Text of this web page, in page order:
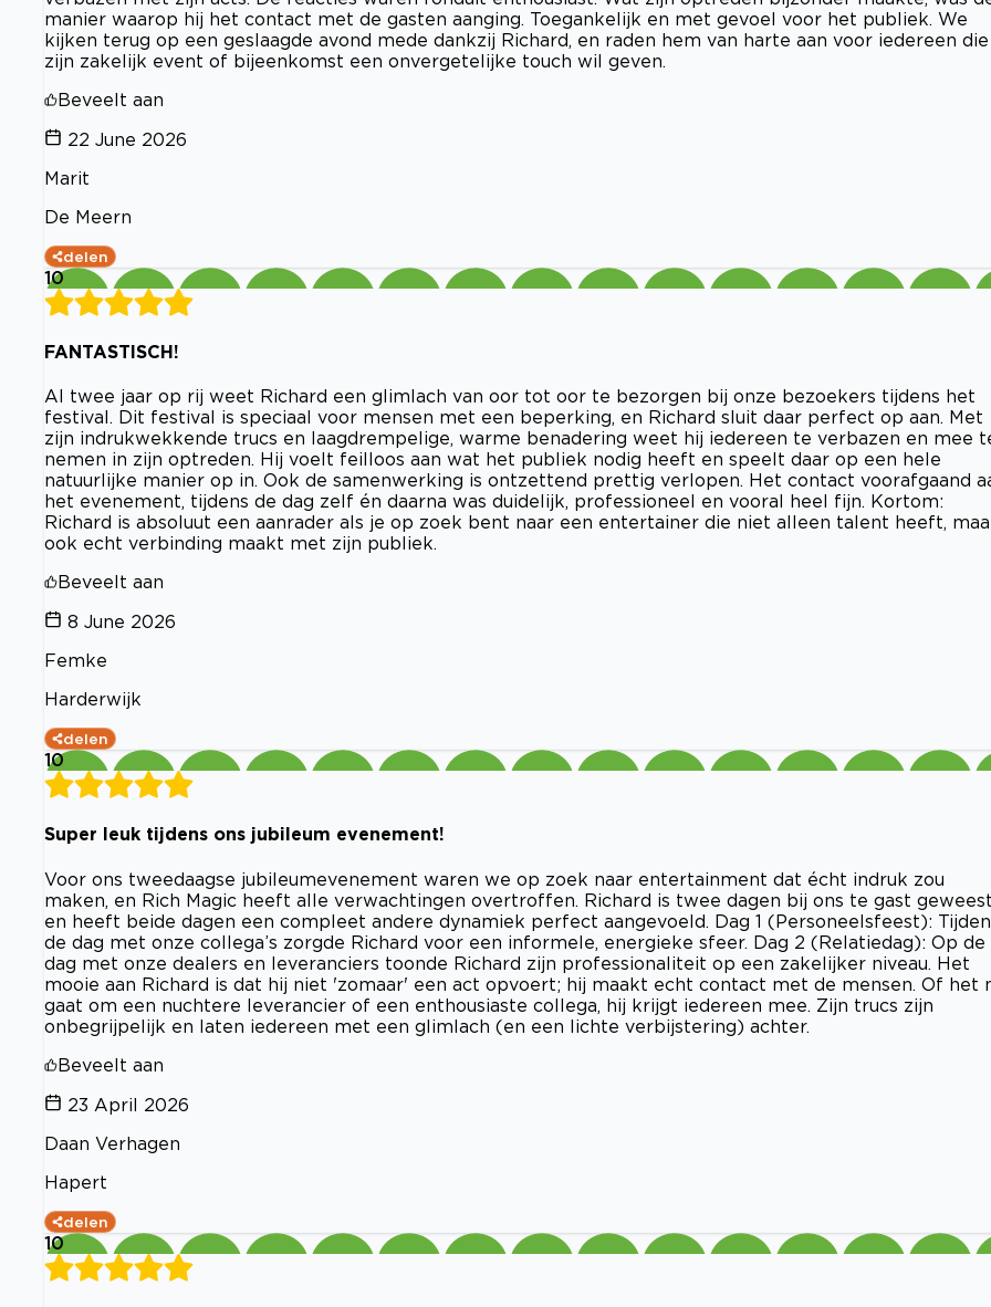
manier waarop hij het contact met de gasten aanging. Toegankelijk en met gevoel voor het publiek. We
kijken terug op een geslaagde avond mede dankzij Richard, en raden hem van harte aan voor iedereen die
zijn zakelijk event of bijeenkomst een onvergetelijke touch wil geven.
Beveelt aan
22 June 2026
Marit
De Meern
delen
10
FANTASTISCH!
Al twee jaar op rij weet Richard een glimlach van oor tot oor te bezorgen bij onze bezoekers tijdens het
festival. Dit festival is speciaal voor mensen met een beperking, en Richard sluit daar perfect op aan. Met
zijn indrukwekkende trucs en laagdrempelige, warme benadering weet hij iedereen te verbazen en mee
nemen in zijn optreden. Hij voelt feilloos aan wat het publiek nodig heeft en speelt daar op een hele
natuurlijke manier op in. Ook de samenwerking is ontzettend prettig verlopen. Het contact voorafgaand
het evenement, tijdens de dag zelf én daarna was duidelijk, professioneel en vooral heel fijn. Kortom:
Richard is absoluut een aanrader als je op zoek bent naar een entertainer die niet alleen talent heeft,
ook echt verbinding maakt met zijn publiek.
Beveelt aan
8 June 2026
Femke
Harderwijk
delen
10
Super leuk tijdens ons jubileum evenement!
Voor ons tweedaagse jubileumevenement waren we op zoek naar entertainment dat écht indruk zou
maken, en Rich Magic heeft alle verwachtingen overtroffen. Richard is twee dagen bij ons te gast geweest
en heeft beide dagen een compleet andere dynamiek perfect aangevoeld. Dag 1 (Personeelsfeest):
de dag met onze collega’s zorgde Richard voor een informele, energieke sfeer. Dag 2 (Relatiedag): Op de
dag met onze dealers en leveranciers toonde Richard zijn professionaliteit op een zakelijker niveau. Het
mooie aan Richard is dat hij niet 'zomaar' een act opvoert; hij maakt echt contact met de mensen. Of het
gaat om een nuchtere leverancier of een enthousiaste collega, hij krijgt iedereen mee. Zijn trucs zijn
onbegrijpelijk en laten iedereen met een glimlach (en een lichte verbijstering) achter.
Beveelt aan
23 April 2026
Daan Verhagen
Hapert
delen
10